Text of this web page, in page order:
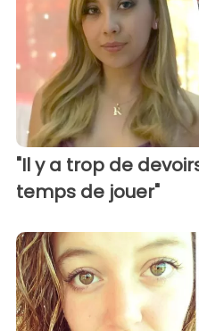
"Il y a trop de
temps de jouer"